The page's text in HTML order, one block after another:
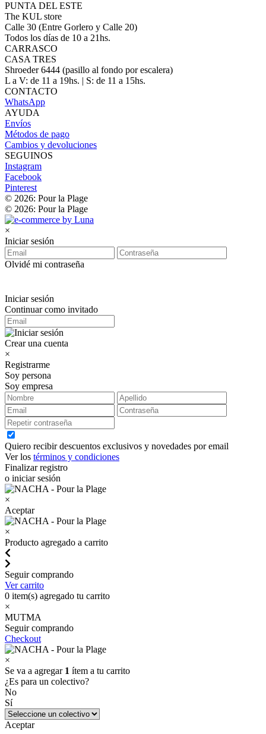
PUNTA DEL ESTE
The KUL store
Calle 30 (Entre Gorlero y Calle 20)
Todos los días de 10 a 21hs.
CARRASCO
CASA TRES
Shroeder 6444 (pasillo al fondo por escalera)
L a V: de 11 a 19hs. | S: de 11 a 15hs.
CONTACTO
WhatsApp
AYUDA
Envíos
Métodos de pago
Cambios y devoluciones
SEGUINOS
Instagram
Facebook
Pinterest
© 2026: Pour la Plage
© 2026: Pour la Plage
×
Iniciar sesión
Olvidé mi contraseña
Iniciar sesión
Continuar como invitado
Crear una cuenta
×
Registrarme
Soy persona
Soy empresa
Quiero recibir descuentos exclusivos y novedades por email
Ver los términos y condiciones
Finalizar registro
o iniciar sesión
×
Aceptar
×
Producto agregado a carrito
Seguir comprando
Ver carrito
0 item(s) agregado tu carrito
×
MUTMA
Seguir comprando
Checkout
×
Se va a agregar 1 ítem a tu carrito
¿Es para un colectivo?
No
Sí
Aceptar